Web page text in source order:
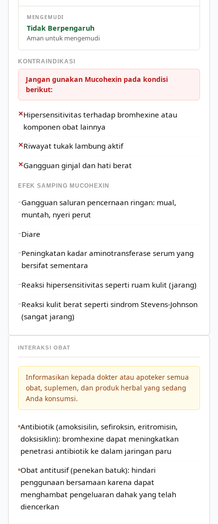
MENGEMUDI
Tidak Berpengaruh
Aman untuk mengemudi
KONTRAINDIKASI
Jangan gunakan Mucohexin pada kondisi
berikut:
✕Hipersensitivitas terhadap bromhexine atau
komponen obat lainnya
✕Riwayat tukak lambung aktif
✕Gangguan ginjal dan hati berat
EFEK SAMPING MUCOHEXIN
Gangguan saluran pencernaan ringan: mual,
muntah, nyeri perut
Diare
Peningkatan kadar aminotransferase serum yang
bersifat sementara
Reaksi hipersensitivitas seperti ruam kulit (jarang)
Reaksi kulit berat seperti sindrom Stevens-Johnson
(sangat jarang)
INTERAKSI OBAT
Informasikan kepada dokter atau apoteker semua
obat, suplemen, dan produk herbal yang sedang
Anda konsumsi.
Antibiotik (amoksisilin, sefiroksin, eritromisin,
doksisiklin): bromhexine dapat meningkatkan
penetrasi antibiotik ke dalam jaringan paru
Obat antitusif (penekan batuk): hindari
penggunaan bersamaan karena dapat
menghambat pengeluaran dahak yang telah
diencerkan